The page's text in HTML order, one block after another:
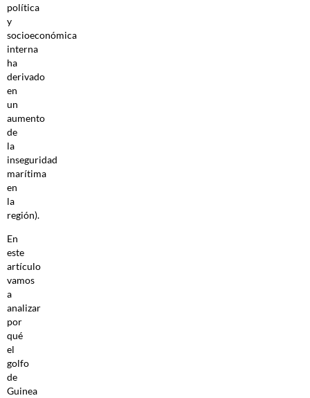
política
y
socioeconómica
interna
ha
derivado
en
un
aumento
de
la
inseguridad
marítima
en
la
región).
En
este
artículo
vamos
a
analizar
por
qué
el
golfo
de
Guinea